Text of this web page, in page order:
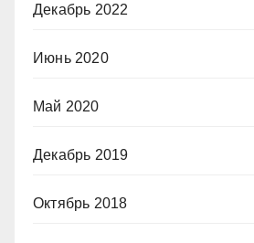
Декабрь 2022
Июнь 2020
Май 2020
Декабрь 2019
Октябрь 2018